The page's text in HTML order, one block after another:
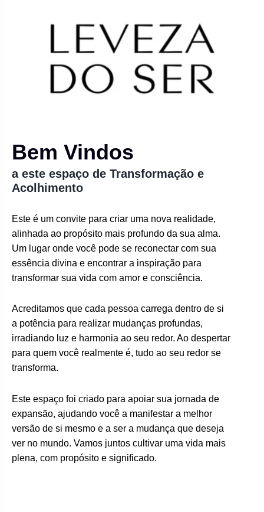
Bem Vindos
a este espaço de Transformação e
Acolhimento
Este é um convite para criar uma nova realidade,
alinhada ao propósito mais profundo da sua alma.
Um lugar onde você pode se reconectar com sua
essência divina e encontrar a inspiração para
transformar sua vida com amor e consciência.
Acreditamos que cada pessoa carrega dentro de si
a potência para realizar mudanças profundas,
irradiando luz e harmonia ao seu redor. Ao despertar
para quem você realmente é, tudo ao seu redor se
transforma.
Este espaço foi criado para apoiar sua jornada de
expansão, ajudando você a manifestar a melhor
versão de si mesmo e a ser a mudança que deseja
ver no mundo. Vamos juntos cultivar uma vida mais
plena, com propósito e significado.